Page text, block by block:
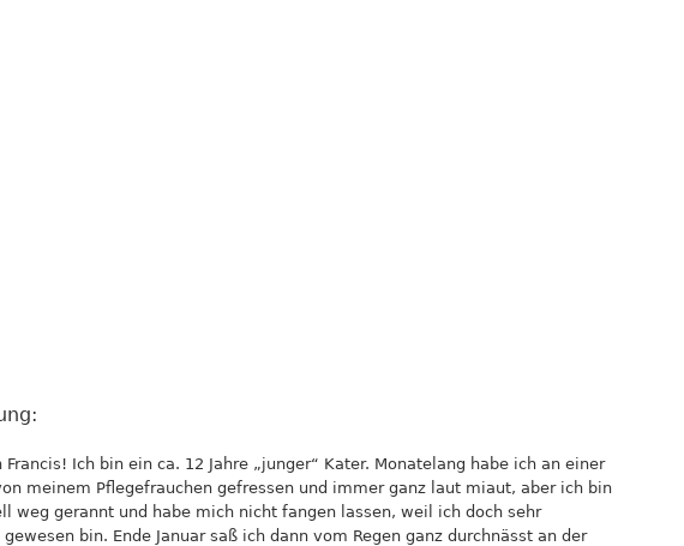
Francis! Ich bin ein ca. 12 Jahre „junger“ Kater. Monatelang habe ich an einer
meinem Pflegefrauchen gefressen und immer ganz laut miaut, aber ich bin
weg gerannt und habe mich nicht fangen lassen, weil ich doch sehr
bin. Ende Januar saß ich dann vom Regen ganz durchnässt an der